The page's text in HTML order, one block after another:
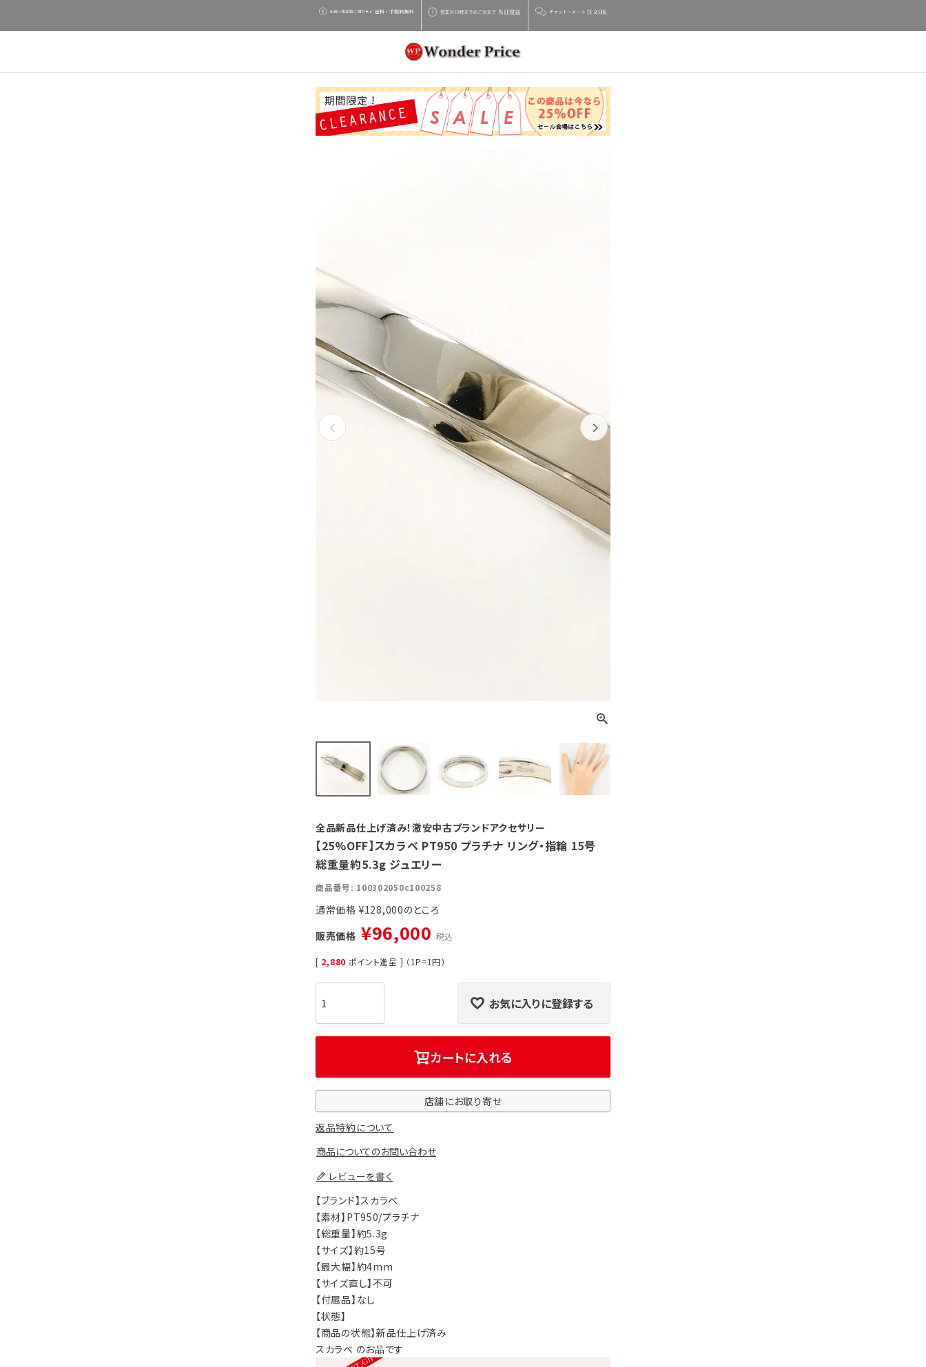
Previous Next
全品新品仕上げ済み！激安中古ブランドアクセサリー
【25%OFF】スカラベ PT950 プラチナ リング・指輪 15号
総重量約5.3g ジュエリー
商品番号 100302050c100258
通常価格 ¥128,000
販売価格 ¥96,000 税込
[ 2,880 ポイント進呈 ] （1P=1円）
お気に入りに登録する
カートに入れる
店舗にお取り寄せ
返品特約について
商品についてのお問い合わせ
レビューを書く
【ブランド】スカラベ
【素材】PT950/プラチナ
【総重量】約5.3g
【サイズ】約15号
【最大幅】約4mm
【サイズ直し】不可
【付属品】なし
【状態】
【商品の状態】新品仕上げ済み
スカラベ のお品です